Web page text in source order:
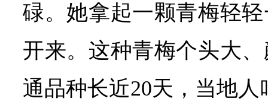
碌。她拿起一颗青梅轻
开来。这种青梅个头大
通品种长近20天，当地人